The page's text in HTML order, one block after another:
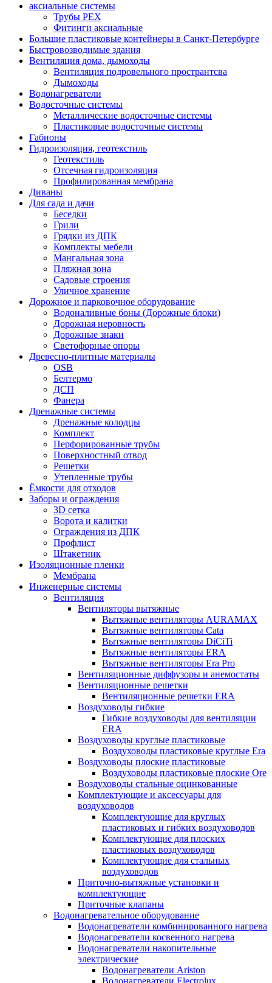
аксиальные системы
Трубы PEX
Фитинги аксиальные
Большие пластиковые контейнеры в Санкт-Петербурге
Быстровозводимые здания
Вентиляция дома, дымоходы
Вентиляция подровельного пространтсва
Дымоходы
Водонагреватели
Водосточные системы
Металлические водосточные системы
Пластиковые водосточные системы
Габионы
Гидроизоляция, геотекстиль
Геотекстиль
Отсечная гидроизоляция
Профилированная мембрана
Диваны
Для сада и дачи
Беседки
Грили
Грядки из ДПК
Комплекты мебели
Мангальная зона
Пляжная зона
Садовые строения
Уличное хранение
Дорожное и парковочное оборудование
Водоналивные боны (Дорожные блоки)
Дорожная неровность
Дорожные знаки
Светофорные опоры
Древесно-плитные материалы
OSB
Белтермо
ДСП
Фанера
Дренажные системы
Дренажные колодцы
Комплект
Перфорированные трубы
Поверхностный отвод
Решетки
Утепленные трубы
Ёмкости для отходов
Заборы и ограждения
3D сетка
Ворота и калитки
Ограждения из ДПК
Профлист
Штакетник
Изоляционные пленки
Мембрана
Инженерные системы
Вентиляция
Вентиляторы вытяжные
Вытяжные вентиляторы AURAMAX
Вытяжные вентиляторы Cata
Вытяжные вентиляторы DiCiTi
Вытяжные вентиляторы ERA
Вытяжные вентиляторы Era Pro
Вентиляционные диффузоры и анемостаты
Вентиляционные решетки
Вентиляционные решетки ERA
Воздуховоды гибкие
Гибкие воздуховоды для вентиляции
ERA
Воздуховоды круглые пластиковые
Воздуховоды пластиковые круглые Era
Воздуховоды плоские пластиковые
Воздуховоды пластиковые плоские Ore
Воздуховоды стальные оцинкованные
Комплектующие и аксессуары для
воздуховодов
Комплектующие для круглых
пластиковых и гибких воздуховодов
Комплектующие для плоских
пластиковых воздуховодов
Комплектующие для стальных
воздуховодов
Приточно-вытяжные установки и
комплектующие
Приточные клапаны
Водонагревательное оборудование
Водонагреватели комбинированного нагрева
Водонагреватели косвенного нагрева
Водонагреватели накопительные
электрические
Водонагреватели Ariston